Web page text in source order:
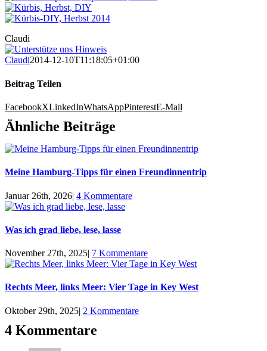
Claudi
Claudi2014-12-10T11:18:05+01:00
Beitrag Teilen
FacebookXLinkedInWhatsAppPinterestE-Mail
Ähnliche Beiträge
Meine Hamburg-Tipps für einen Freundinnentrip
Januar 26th, 2026| 4 Kommentare
Was ich grad liebe, lese, lasse
November 27th, 2025| 7 Kommentare
Rechts Meer, links Meer: Vier Tage in Key West
Oktober 29th, 2025| 2 Kommentare
4 Kommentare